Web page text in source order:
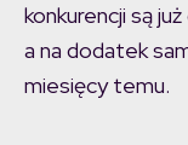
konkurencji są
a na dodatek
miesięcy temu.